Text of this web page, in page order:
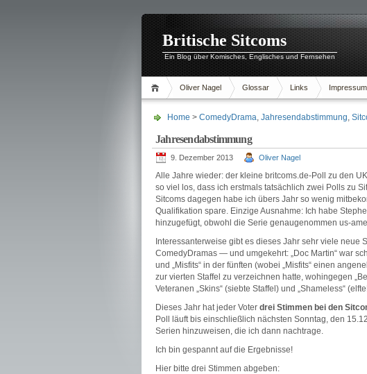
Britische Sitcoms
Ein Blog über Komisches, Englisches und Fernsehen
Oliver Nagel Glossar Links Impressum
Home > ComedyDrama, Jahresendabstimmung,
Jahresendabstimmung
9. Dezember 2013 Oliver Nagel
Alle Jahre wieder: der kleine britcoms.de-Poll zu den
so viel los, dass ich erstmals tatsächlich zwei Polls zu
Sitcoms dagegen habe ich übers Jahr so wenig
Qualifikation spare. Einzige Ausnahme: Ich habe
hinzugefügt, obwohl die Serie genaugenommen us-
Interessanterweise gibt es dieses Jahr sehr viele neue
ComedyDramas — und umgekehrt: „Doc Martin“ war
und „Misfits“ in der fünften (wobei „Misfits“ einen
zur vierten Staffel zu verzeichnen hatte, wohingegen
Veteranen „Skins“ (siebte Staffel) und „Shameless“
Dieses Jahr hat jeder Voter drei Stimmen bei den
Poll läuft bis einschließlich nächsten Sonntag, den
Serien hinzuweisen, die ich dann nachtrage.
Ich bin gespannt auf die Ergebnisse!
Hier bitte drei Stimmen abgeben: